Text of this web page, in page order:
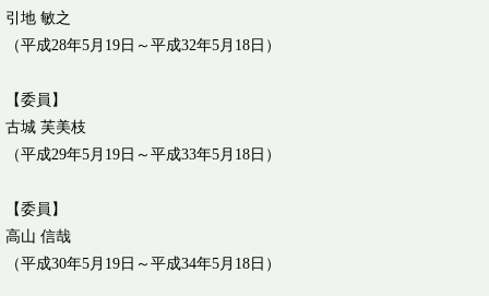
引地 敏之
（平成28年5月19日～平成32年5月18日）
【委員】
古城 芙美枝
（平成29年5月19日～平成33年5月18日）
【委員】
高山 信哉
（平成30年5月19日～平成34年5月18日）